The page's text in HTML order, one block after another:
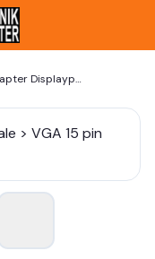
Delock Adapter Displayport male > VGA 15 pin female VGA-adapter 12.5cm